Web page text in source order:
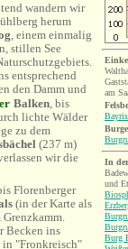
wandern wir
herum
, einem einmalig
stillen See
entsprechend
den Damm und
Balken, bis
lichte Wälder
zu dem
(237 m)
wir die
Florenberger
(in der Karte als
Becken ins
in "Fronkreisch"
am
Fels
In
und
Burg